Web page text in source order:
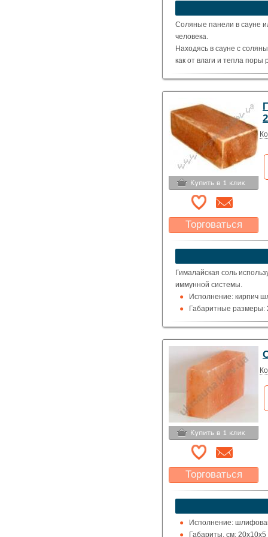
устроит?
Соляные панели в сауне
человека.
Находясь в сауне с
как от влаги и тепла
эффективнее.
500 х 500 толщина 10
Торговаться
Какая цена Вас
устроит?
Указать цену
Гималайская соль
иммунной системы.
Исполнение: кирпич
Габаритные размеры:
Торговаться
Какая цена Вас
устроит?
Указать цену
Исполнение:
Габариты, см: 20х10х5